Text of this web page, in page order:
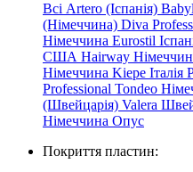
Всі Artero (Іспанія)
(Німеччина) Diva
Німеччина Eurostil
США Hairway
Німеччина Kiepe Італія
Professional Tondeo
(Швейцарія) Valera
Німеччина Опус
Покриття пластин: